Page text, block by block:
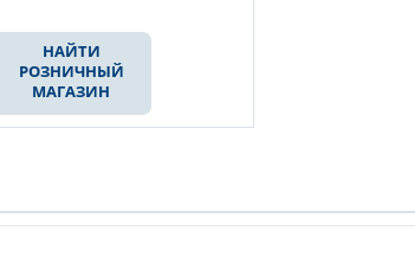
НАЙТИ
РОЗНИЧНЫЙ
МАГАЗИН